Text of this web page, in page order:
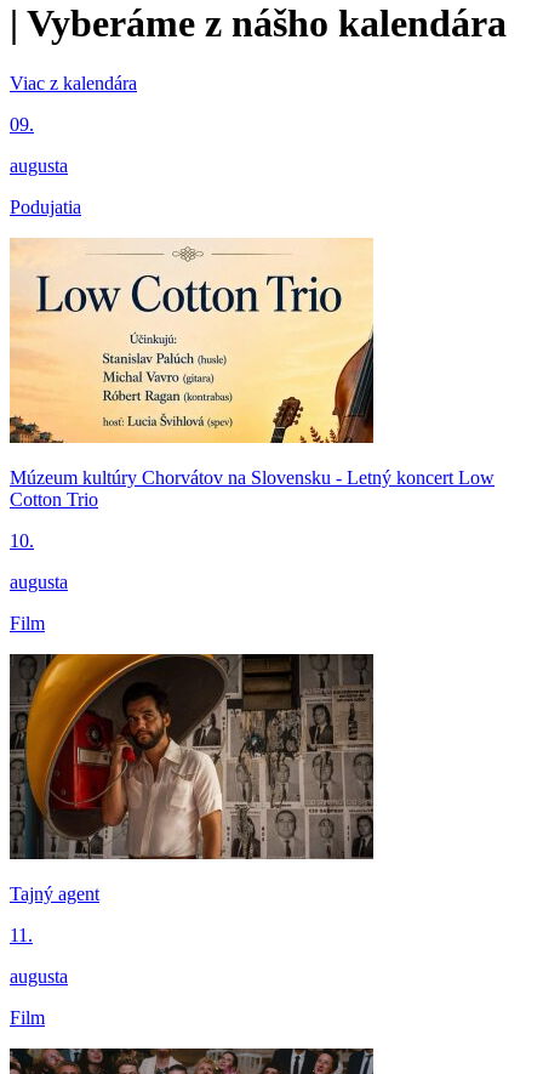
| Vyberáme z nášho kalendára
Viac z kalendára
09.
augusta
Podujatia
Múzeum kultúry Chorvátov na Slovensku - Letný koncert Low
Cotton Trio
10.
augusta
Film
Tajný agent
11.
augusta
Film